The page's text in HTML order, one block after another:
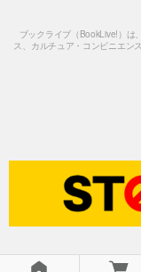
フォト
あらす
フォト
1,048円 (
ブックライブ（BookLive!）は
ス、カルチュア・コンビニエン